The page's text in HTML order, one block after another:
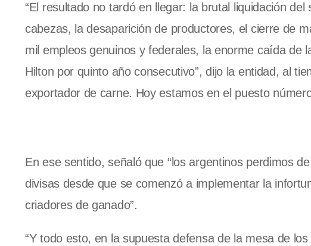
“El resultado no tardó en llegar: la brutal liquidación
cabezas, la desaparición de productores, el cierre de
mil empleos genuinos y federales, la enorme caída de
Hilton por quinto año consecutivo”, dijo la entidad, al
exportador de carne. Hoy estamos en el puesto
En ese sentido, señaló que “los argentinos perdimos
divisas desde que se comenzó a implementar la
criadores de ganado”.
“Y todo esto, en la supuesta defensa de la mesa de